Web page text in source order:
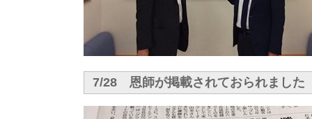
7/28 恩師が掲載されておられました